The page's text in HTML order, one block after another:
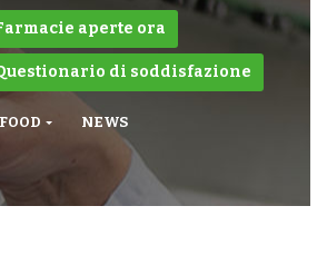
aperte ora
di soddisfazione
NEWS